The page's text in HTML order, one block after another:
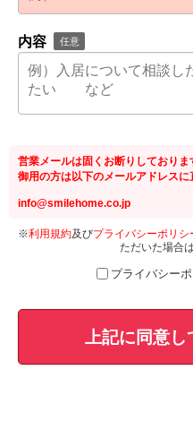
内容 任意
営業メールは固くお断りしておりま
御用の方は以下のメールアドレスに
info@smilehome.co.jp
※利用規約及びプライバシーポリシ
ただいた場合
プライバシー
上記に同意し